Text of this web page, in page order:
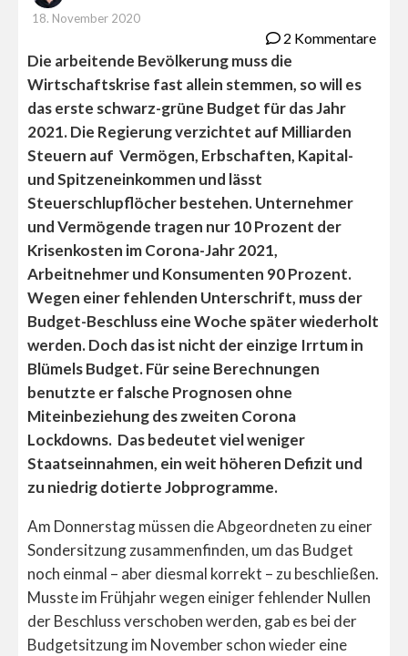
18. November 2020
2 Kommentare
Die arbeitende Bevölkerung muss die
Wirtschaftskrise fast allein stemmen, so will es
das erste schwarz-grüne Budget für das Jahr
2021. Die Regierung verzichtet auf Milliarden
Steuern auf Vermögen, Erbschaften, Kapital-
und Spitzeneinkommen und lässt
Steuerschlupflöcher bestehen. Unternehmer
und Vermögende tragen nur 10 Prozent der
Krisenkosten im Corona-Jahr 2021,
Arbeitnehmer und Konsumenten 90 Prozent.
Wegen einer fehlenden Unterschrift, muss der
Budget-Beschluss eine Woche später wiederholt
werden. Doch das ist nicht der einzige Irrtum in
BlümelsBudget. Für seine Berechnungen
benutzte er falsche Prognosen ohne
Miteinbeziehung des zweiten Corona
Lockdowns. Das bedeutet viel weniger
Staatseinnahmen, ein weit höheren Defizit und
zu niedrig dotierte Jobprogramme.
Am Donnerstag müssen die Abgeordneten zu einer
Sondersitzung zusammenfinden, um das Budget
noch einmal – aber diesmal korrekt – zu beschließen.
Musste im Frühjahr wegen einiger fehlender Nullen
der Beschluss verschoben werden, gab es bei der
Budgetsitzung im November schon wieder eine